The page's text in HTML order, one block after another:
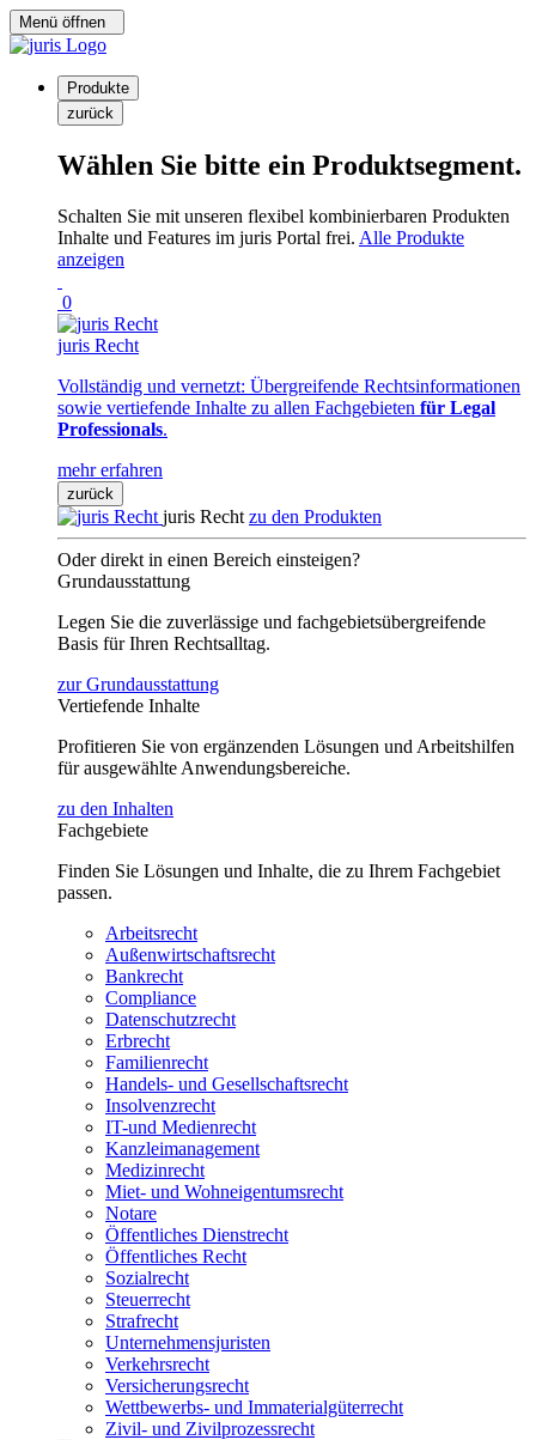
Menü öffnen
Produkte
zurück
Wählen Sie bitte ein Produktsegment.
Schalten Sie mit unseren flexibel kombinierbaren Produkten
Inhalte und Features im juris Portal frei. Alle Produkte
anzeigen
0
juris Recht
Vollständig und vernetzt: Übergreifende Rechtsinformationen
sowie vertiefende Inhalte zu allen Fachgebieten für Legal
Professionals.
mehr erfahren
zurück
juris Recht zu den Produkten
Oder direkt in einen Bereich einsteigen?
Grundausstattung
Legen Sie die zuverlässige und fachgebietsübergreifende
Basis für Ihren Rechtsalltag.
zur Grundausstattung
Vertiefende Inhalte
Profitieren Sie von ergänzenden Lösungen und Arbeitshilfen
für ausgewählte Anwendungsbereiche.
zu den Inhalten
Fachgebiete
Finden Sie Lösungen und Inhalte, die zu Ihrem Fachgebiet
passen.
Arbeitsrecht
Außenwirtschaftsrecht
Bankrecht
Compliance
Datenschutzrecht
Erbrecht
Familienrecht
Handels- und Gesellschaftsrecht
Insolvenzrecht
IT-und Medienrecht
Kanzleimanagement
Medizinrecht
Miet- und Wohneigentumsrecht
Notare
Öffentliches Dienstrecht
Öffentliches Recht
Sozialrecht
Steuerrecht
Strafrecht
Unternehmensjuristen
Verkehrsrecht
Versicherungsrecht
Wettbewerbs- und Immaterialgüterrecht
Zivil- und Zivilprozessrecht